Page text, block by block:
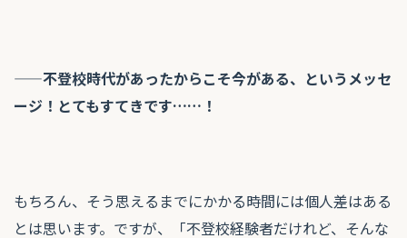
——不登校時代があったからこそ今がある、というメッセ
ージ！とてもすてきです……！
もちろん、そう思えるまでにかかる時間には個人差はある
とは思います。ですが、「不登校経験者だけれど、そんな